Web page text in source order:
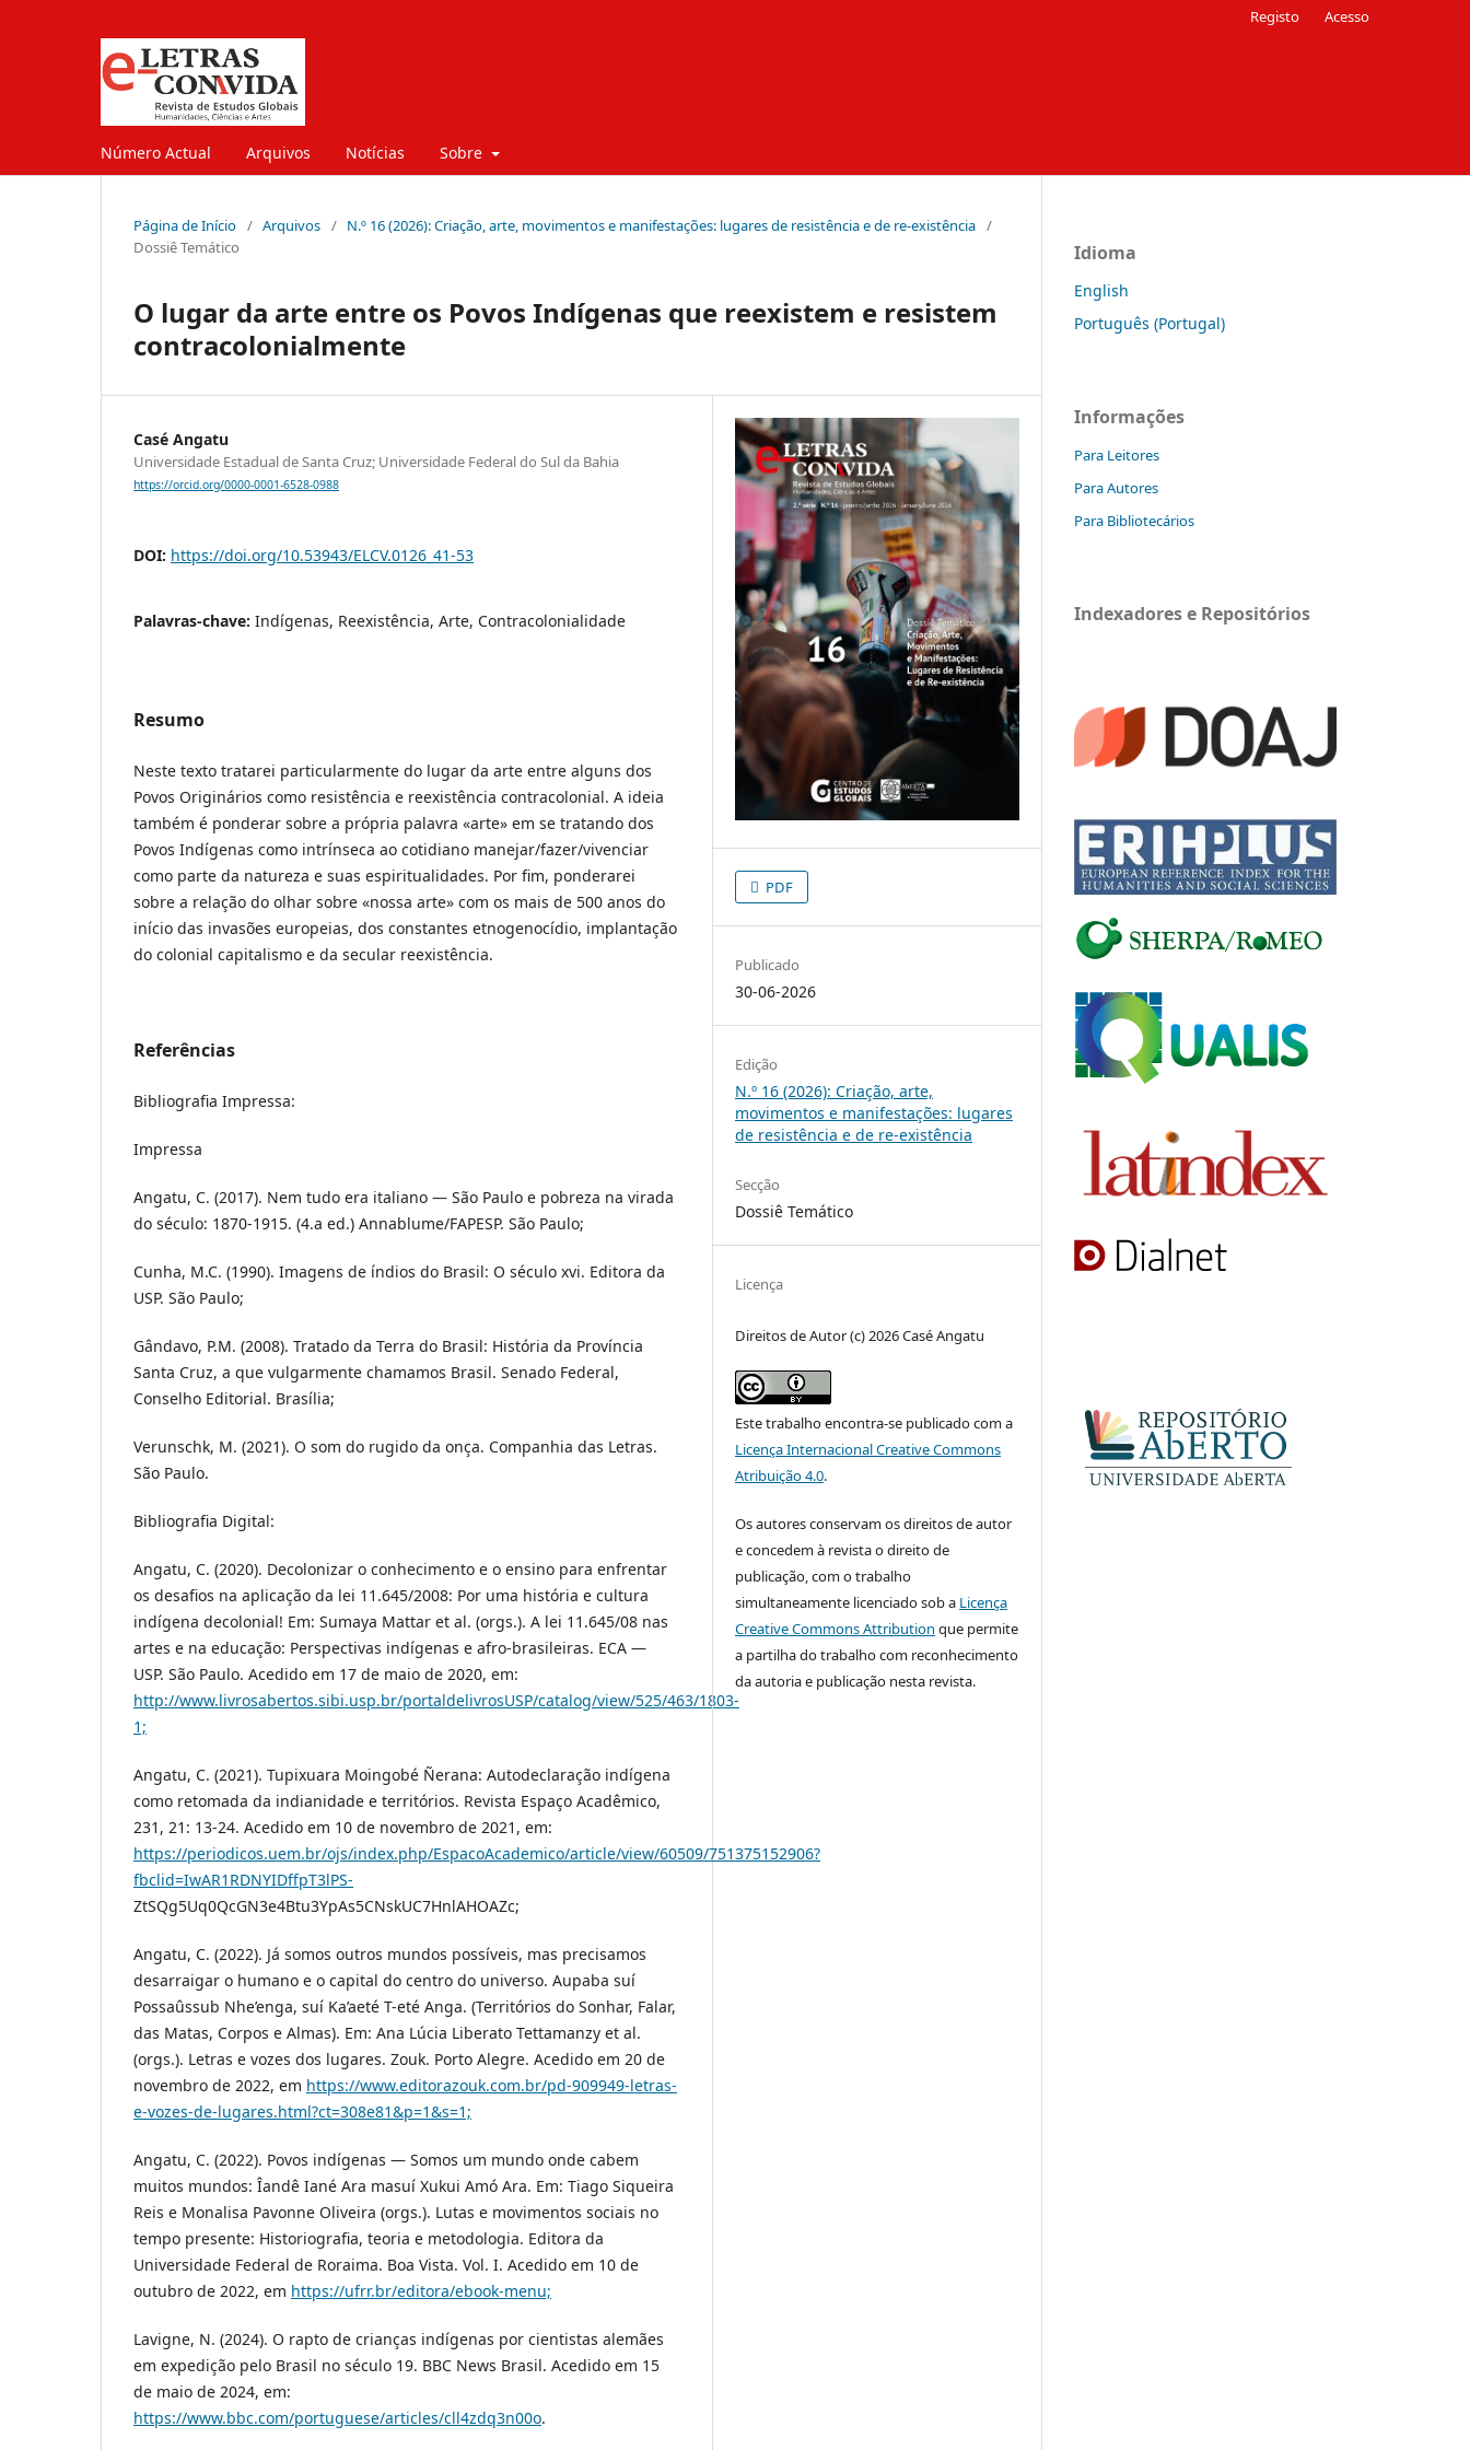
Número Actual Arquivos Notícias Sobre
Registo Acesso
Página de Início / Arquivos / N.º 16 (2026): Criação, arte, movimentos e manifestações: lugares de resistência e de re-existência /
Dossiê Temático
O lugar da arte entre os Povos Indígenas que reexistem e resistem
contracolonialmente
Casé Angatu
Universidade Estadual de Santa Cruz; Universidade Federal do Sul da Bahia
https://orcid.org/0000-0001-6528-0988
DOI: https://doi.org/10.53943/ELCV.0126_41-53
Palavras-chave: Indígenas, Reexistência, Arte, Contracolonialidade
Resumo
Neste texto tratarei particularmente do lugar da arte entre alguns dos
Povos Originários como resistência e reexistência contracolonial. A ideia
também é ponderar sobre a própria palavra «arte» em se tratando dos
Povos Indígenas como intrínseca ao cotidiano manejar/fazer/vivenciar
como parte da natureza e suas espiritualidades. Por fim, ponderarei
sobre a relação do olhar sobre «nossa arte» com os mais de 500 anos do
início das invasões europeias, dos constantes etnogenocídio, implantação
do colonial capitalismo e da secular reexistência.
Referências
Bibliografia Impressa:
Impressa
Angatu, C. (2017). Nem tudo era italiano — São Paulo e pobreza na virada
do século: 1870-1915. (4.a ed.) Annablume/FAPESP. São Paulo;
Cunha, M.C. (1990). Imagens de índios do Brasil: O século xvi. Editora da
USP. São Paulo;
Gândavo, P.M. (2008). Tratado da Terra do Brasil: História da Província
Santa Cruz, a que vulgarmente chamamos Brasil. Senado Federal,
Conselho Editorial. Brasília;
Verunschk, M. (2021). O som do rugido da onça. Companhia das Letras.
São Paulo.
Bibliografia Digital:
Angatu, C. (2020). Decolonizar o conhecimento e o ensino para enfrentar
os desafios na aplicação da lei 11.645/2008: Por uma história e cultura
indígena decolonial! Em: Sumaya Mattar et al. (orgs.). A lei 11.645/08 nas
artes e na educação: Perspectivas indígenas e afro-brasileiras. ECA —
USP. São Paulo. Acedido em 17 de maio de 2020, em:
http://www.livrosabertos.sibi.usp.br/portaldelivrosUSP/catalog/view/525/463/1803-
1;
Angatu, C. (2021). Tupixuara Moingobé Ñerana: Autodeclaração indígena
como retomada da indianidade e territórios. Revista Espaço Acadêmico,
231, 21: 13-24. Acedido em 10 de novembro de 2021, em:
https://periodicos.uem.br/ojs/index.php/EspacoAcademico/article/view/60509/751375152906?
fbclid=IwAR1RDNYIDffpT3lPS-
ZtSQg5Uq0QcGN3e4Btu3YpAs5CNskUC7HnlAHOAZc;
Angatu, C. (2022). Já somos outros mundos possíveis, mas precisamos
desarraigar o humano e o capital do centro do universo. Aupaba suí
Possaûssub Nhe’enga, suí Ka’aeté T-eté Anga. (Territórios do Sonhar, Falar,
das Matas, Corpos e Almas). Em: Ana Lúcia Liberato Tettamanzy et al.
(orgs.). Letras e vozes dos lugares. Zouk. Porto Alegre. Acedido em 20 de
novembro de 2022, em https://www.editorazouk.com.br/pd-909949-letras-
e-vozes-de-lugares.html?ct=308e81&p=1&s=1;
Angatu, C. (2022). Povos indígenas — Somos um mundo onde cabem
muitos mundos: Îandê Iané Ara masuí Xukui Amó Ara. Em: Tiago Siqueira
Reis e Monalisa Pavonne Oliveira (orgs.). Lutas e movimentos sociais no
tempo presente: Historiografia, teoria e metodologia. Editora da
Universidade Federal de Roraima. Boa Vista. Vol. I. Acedido em 10 de
outubro de 2022, em https://ufrr.br/editora/ebook-menu;
Lavigne, N. (2024). O rapto de crianças indígenas por cientistas alemães
em expedição pelo Brasil no século 19. BBC News Brasil. Acedido em 15
de maio de 2024, em:
https://www.bbc.com/portuguese/articles/cll4zdq3n00o.
PDF
Publicado
30-06-2026
Edição
N.º 16 (2026): Criação, arte,
movimentos e manifestações: lugares
de resistência e de re-existência
Secção
Dossiê Temático
Licença
Direitos de Autor (c) 2026 Casé Angatu
Este trabalho encontra-se publicado com a
Licença Internacional Creative Commons
Atribuição 4.0.
Os autores conservam os direitos de autor
e concedem à revista o direito de
publicação, com o trabalho
simultaneamente licenciado sob a Licença
Creative Commons Attribution que permite
a partilha do trabalho com reconhecimento
da autoria e publicação nesta revista.
Idioma
English
Português (Portugal)
Informações
Para Leitores
Para Autores
Para Bibliotecários
Indexadores e Repositórios